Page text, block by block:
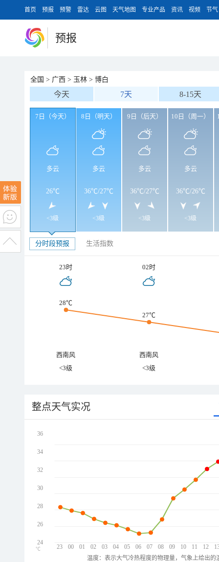
首页 预报 预警 雷达 云图 天气地图 专业产品 资讯 视频 节气
预报
全国 > 广西 > 玉林 > 博白
今天 7天 8-15天
7日（今天）
多云
26℃
<3级
8日（明天）
多云
36℃/27℃
<3级
9日（后天）
多云
36℃/27℃
<3级
10日（周一）
多云
36℃/26℃
<3级
分时段预报 生活指数
23时 02时
28℃
27℃
西南风
西南风
<3级
<3级
整点天气实况
23 00 01 02 03 04 05 06 07 08 09 10 11 12
36
34
32
30
28
26
24
℃
温度：表示大气冷热程度的物理量，气象上给出